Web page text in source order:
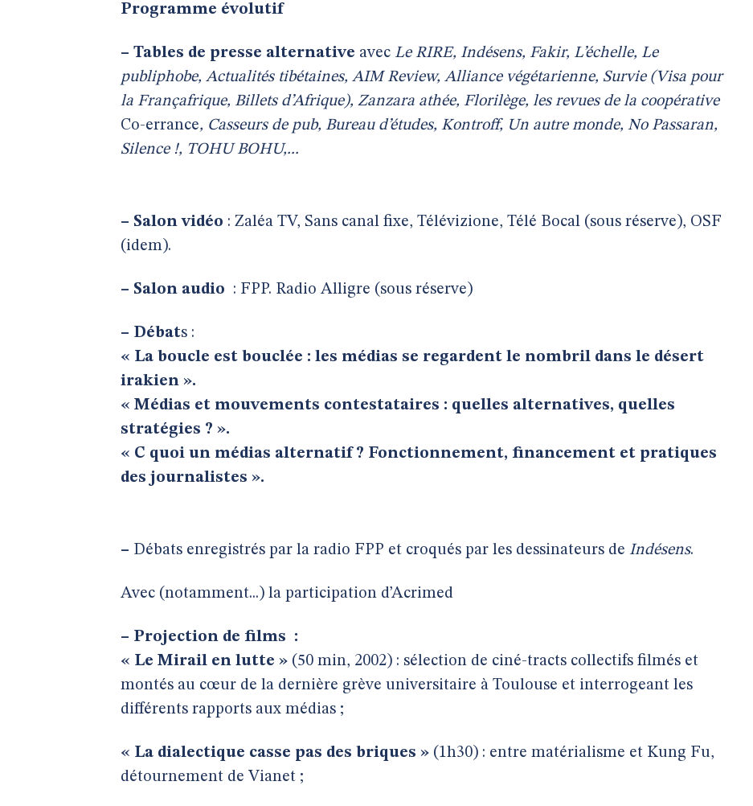
Programme évolutif
– Tables de presse alternative avec Le RIRE, Indésens, Fakir, L’échelle, Le
publiphobe, Actualités tibétaines, AIM Review, Alliance végétarienne, Survie (Visa pour
la Françafrique, Billets d’Afrique), Zanzara athée, Florilège, les revues de la coopérative
Co-errance, Casseurs de pub, Bureau d’études, Kontroff, Un autre monde, No Passaran,
Silence !, TOHU BOHU,...
– Salon vidéo : Zaléa TV, Sans canal fixe, Télévizione, Télé Bocal (sous réserve), OSF
(idem).
– Salon audio : FPP. Radio Alligre (sous réserve)
– Débats :
« La boucle est bouclée : les médias se regardent le nombril dans le désert
irakien ».
« Médias et mouvements contestataires : quelles alternatives, quelles
stratégies ? ».
« C quoi un médias alternatif ? Fonctionnement, financement et pratiques
des journalistes ».
– Débats enregistrés par la radio FPP et croqués par les dessinateurs de Indésens.
Avec (notamment...) la participation d’Acrimed
– Projection de films :
« Le Mirail en lutte » (50 min, 2002) : sélection de ciné-tracts collectifs filmés et
montés au cœur de la dernière grève universitaire à Toulouse et interrogeant les
différents rapports aux médias ;
« La dialectique casse pas des briques » (1h30) : entre matérialisme et Kung Fu,
détournement de Vianet ;